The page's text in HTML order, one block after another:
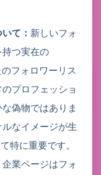
て： 新しいフォ
つ実在の
フォロワーリス
プロフェッショ
偽物ではありま
なイメージが生
特に重要です。
企業ページはフォ